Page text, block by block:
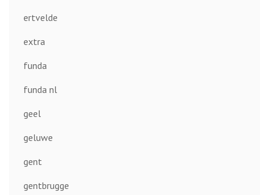
ertvelde
extra
funda
funda nl
geel
geluwe
gent
gentbrugge